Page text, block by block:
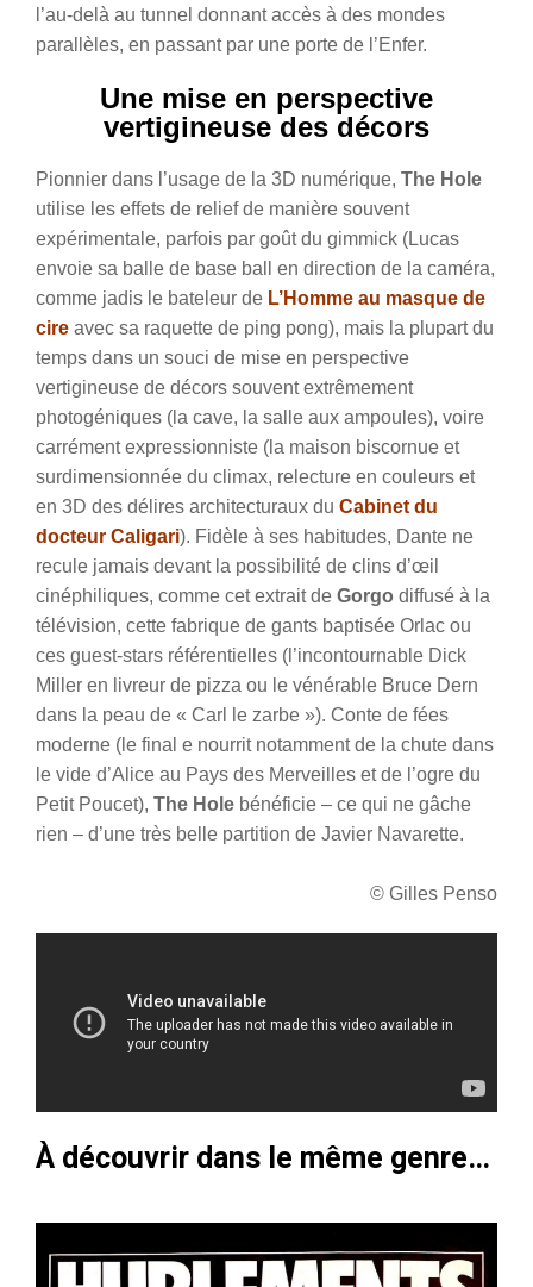
l’au-delà au tunnel donnant accès à des mondes
parallèles, en passant par une porte de l’Enfer.
Une mise en perspective
vertigineuse des décors
Pionnier dans l’usage de la 3D numérique, The Hole
utilise les effets de relief de manière souvent
expérimentale, parfois par goût du gimmick (Lucas
envoie sa balle de base ball en direction de la caméra,
comme jadis le bateleur de L’Homme au masque de
cire avec sa raquette de ping pong), mais la plupart du
temps dans un souci de mise en perspective
vertigineuse de décors souvent extrêmement
photogéniques (la cave, la salle aux ampoules), voire
carrément expressionniste (la maison biscornue et
surdimensionnée du climax, relecture en couleurs et
en 3D des délires architecturaux du Cabinet du
docteur Caligari). Fidèle à ses habitudes, Dante ne
recule jamais devant la possibilité de clins d’œil
cinéphiliques, comme cet extrait de Gorgo diffusé à la
télévision, cette fabrique de gants baptisée Orlac ou
ces guest-stars référentielles (l’incontournable Dick
Miller en livreur de pizza ou le vénérable Bruce Dern
dans la peau de « Carl le zarbe »). Conte de fées
moderne (le final e nourrit notamment de la chute dans
le vide d’Alice au Pays des Merveilles et de l’ogre du
Petit Poucet), The Hole bénéficie – ce qui ne gâche
rien – d’une très belle partition de Javier Navarette.
© Gilles Penso
À découvrir dans le même genre…